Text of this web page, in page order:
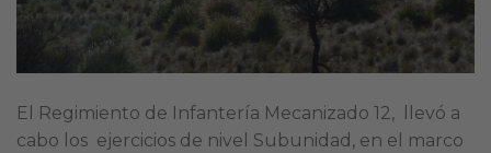
El Regimiento de Infantería Mecanizado 12, llevó a
cabo los ejercicios de nivel Subunidad, en el marco